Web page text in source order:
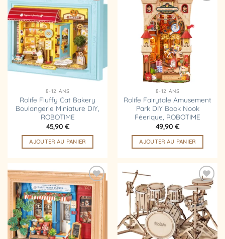
Ajouter
à la
liste
d’envies
8-12 ANS
Rolife Fluffy Cat Bakery
Boulangerie Miniature DIY,
ROBOTIME
45,90 €
AJOUTER AU PANIER
d’envies
8-12 ANS
Rolife Fairytale Amusement
Park DIY Book Nook
Féerique, ROBOTIME
49,90 €
AJOUTER AU PANIER
Ajouter
à la
liste
d’envies
Ajouter
à la
liste
d’envies